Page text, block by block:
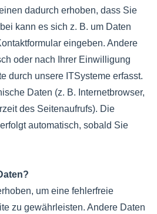
dadurch erhoben, dass Sie
kann es sich z. B. um Daten
eingeben. Andere
oder nach Ihrer Einwilligung
durch unsere ITSysteme erfasst.
Daten (z. B. Internetbrowser,
des Seitenaufrufs). Die
automatisch, sobald Sie
um eine fehlerfreie
zu gewährleisten. Andere Daten